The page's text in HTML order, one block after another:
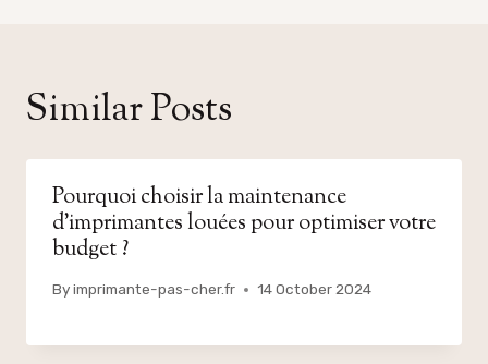
Similar Posts
Pourquoi choisir la maintenance
d’imprimantes louées pour optimiser votre
budget ?
Byimprimante-pas-cher.fr 14 October 2024